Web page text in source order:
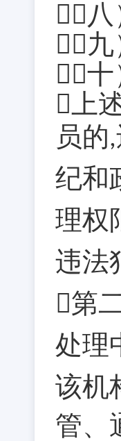
（
（
（
上
员的,
纪和
理权
违法
第
处理
该机
管、